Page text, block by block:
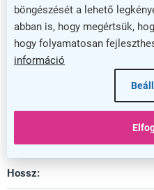
böngészését a lehető
abban is, hogy megértsük,
hogy folyamatosan
információ
megoldást, és emelje ki
stílusosan.
Kiegészítő
Szín:
Garancia:
Hossz: